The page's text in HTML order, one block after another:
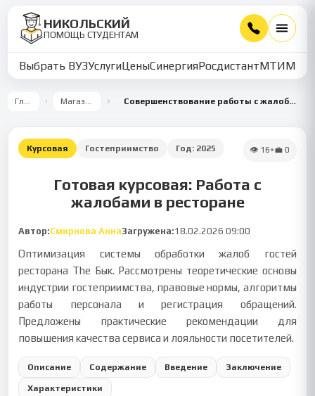
НИКОЛЬСКИЙ
ПОМОЩЬ СТУДЕНТАМ
Выбрать ВУЗУслугиЦеныСинергияРосдистантМТИММУ
Главная Магазин работ Совершенствование работы с жалобами гостей в ресторане The Бык
Курсовая Гостеприимство Год: 2025 👁 16•💼 0
Готовая курсовая: Работа с
жалобами в ресторане
Автор:Смирнова АннаЗагружена:18.02.2026 09:00
Оптимизация системы обработки жалоб гостей
ресторана The Бык. Рассмотрены теоретические основы
индустрии гостеприимства, правовые нормы, алгоритмы
работы персонала и регистрация обращений.
Предложены практические рекомендации для
повышения качества сервиса и лояльности посетителей.
Описание Содержание Введение Заключение
Характеристики